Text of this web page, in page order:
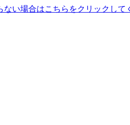
ない場合はこちらをクリックして